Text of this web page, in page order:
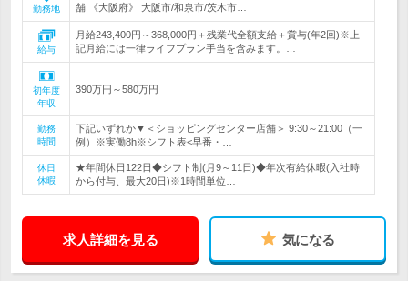
勤務地
舗 《大阪府》 大阪市/和泉市/茨木市…
給与
月給243,400円～368,000円＋残業代全額支給＋賞与(年2回)※上
記月給には一律ライフプラン手当を含みます。…
初年度
年収
390万円～580万円
勤務
時間
下記いずれか▼＜ショッピングセンター店舗＞ 9:30～21:00（一
例）※実働8h※シフト表<早番・…
休日
休暇
★年間休日122日◆シフト制(月9～11日)◆年次有給休暇(入社時
から付与、最大20日)※1時間単位…
求人詳細を見る 気になる